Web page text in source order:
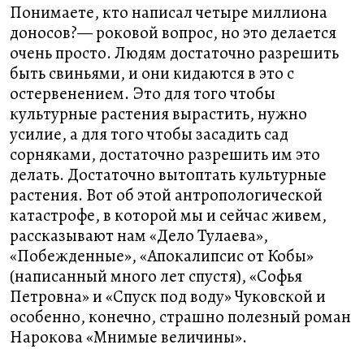
Понимаете, кто написал четыре миллиона
доносов?— роковой вопрос, но это делается
очень просто. Людям достаточно разрешить
быть свиньями, и они кидаются в это с
остервенением. Это для того чтобы
культурные растения вырастить, нужно
усилие, а для того чтобы засадить сад
сорняками, достаточно разрешить им это
делать. Достаточно вытоптать культурные
растения. Вот об этой антропологической
катастрофе, в которой мы и сейчас живем,
рассказывают нам «Дело Тулаева»,
«Побежденные», «Апокалипсис от Кобы»
(написанный много лет спустя), «Софья
Петровна» и «Спуск под воду» Чуковской и
особенно, конечно, страшно полезный роман
Нарокова «Мнимые величины».